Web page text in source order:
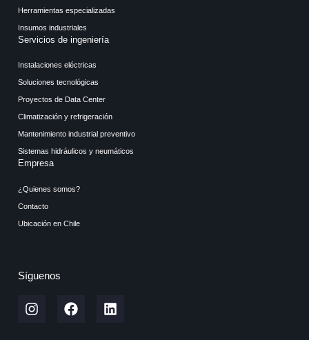
Herramientas especializadas
Insumos industriales
Servicios de ingeniería
Instalaciones eléctricas
Soluciones tecnológicas
Proyectos de Data Center
Climatización y refrigeración
Mantenimiento industrial preventivo
Sistemas hidráulicos y neumáticos
Empresa
¿Quienes somos?
Contacto
Ubicación en Chile
Síguenos